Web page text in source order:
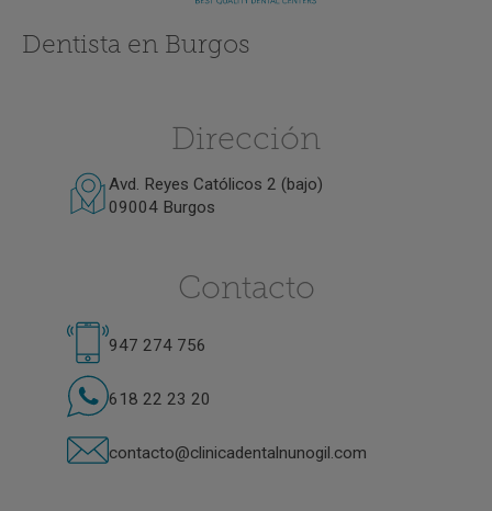
Dentista en Burgos
Dirección
Avd. Reyes Católicos 2 (bajo)
09004 Burgos
Contacto
947 274 756
618 22 23 20
contacto@clinicadentalnunogil.com